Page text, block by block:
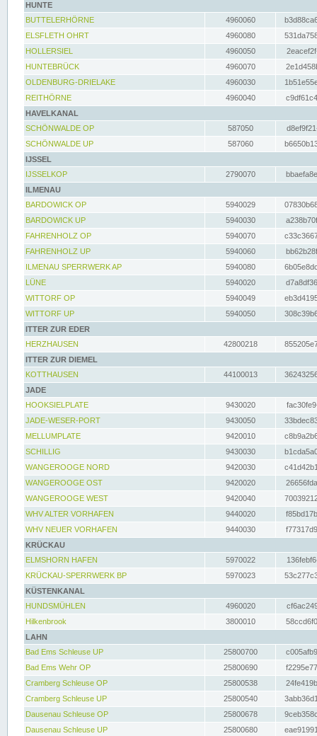
HUNTE
BUTTELERHÖRNE
4960060
ELSFLETH OHRT
4960080
HOLLERSIEL
4960050
HUNTEBRÜCK
4960070
OLDENBURG-DRIELAKE
4960030
REITHÖRNE
4960040
HAVELKANAL
SCHÖNWALDE OP
587050
SCHÖNWALDE UP
587060
IJSSEL
IJSSELKOP
2790070
ILMENAU
BARDOWICK OP
5940029
BARDOWICK UP
5940030
FAHRENHOLZ OP
5940070
FAHRENHOLZ UP
5940060
ILMENAU SPERRWERK AP
5940080
LÜNE
5940020
WITTORF OP
5940049
WITTORF UP
5940050
ITTER ZUR EDER
HERZHAUSEN
42800218
ITTER ZUR DIEMEL
KOTTHAUSEN
44100013
JADE
HOOKSIELPLATE
9430020
JADE-WESER-PORT
9430050
MELLUMPLATE
9420010
SCHILLIG
9430030
WANGEROOGE NORD
9420030
WANGEROOGE OST
9420020
WANGEROOGE WEST
9420040
WHV ALTER VORHAFEN
9440020
WHV NEUER VORHAFEN
9440030
KRÜCKAU
ELMSHORN HAFEN
5970022
KRÜCKAU-SPERRWERK BP
5970023
KÜSTENKANAL
HUNDSMÜHLEN
4960020
Hilkenbrook
3800010
LAHN
Bad Ems Schleuse UP
25800700
Bad Ems Wehr OP
25800690
Cramberg Schleuse OP
25800538
Cramberg Schleuse UP
25800540
Dausenau Schleuse OP
25800678
Dausenau Schleuse UP
25800680